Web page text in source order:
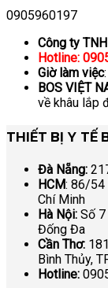
0905960197
Công ty
Hotline:
Giờ làm việc
BOS VIỆT
về khâu lắp
THIẾT BỊ Y TẾ
Đà Nẵng:
HCM: 86/54
Chí Minh
Hà Nội: Số 7
Đống Đa
Cần Thơ:
Bình Thủy,
Hotline: